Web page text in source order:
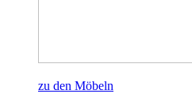
zu den Möbeln